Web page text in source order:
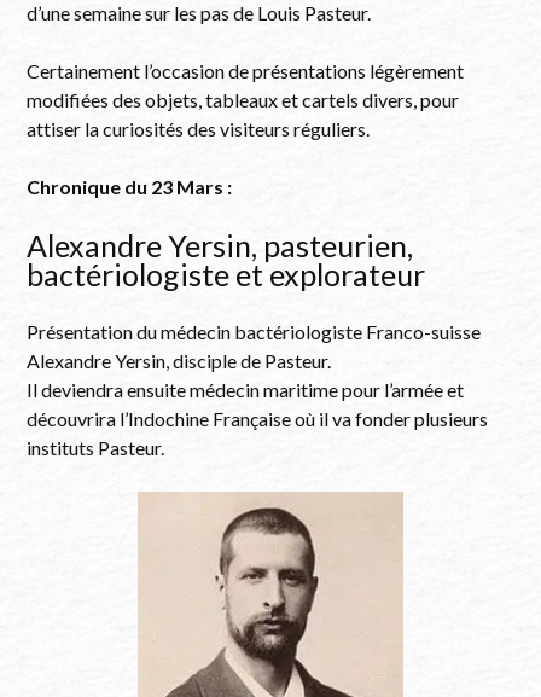
d’une semaine sur les pas de Louis Pasteur.
Certainement l’occasion de présentations légèrement
modifiées des objets, tableaux et cartels divers, pour
attiser la curiosités des visiteurs réguliers.
Chronique du 23 Mars :
Alexandre Yersin, pasteurien,
bactériologiste et explorateur
Présentation du médecin bactériologiste Franco-suisse
Alexandre Yersin, disciple de Pasteur.
Il deviendra ensuite médecin maritime pour l’armée et
découvrira l’Indochine Française où il va fonder plusieurs
instituts Pasteur.